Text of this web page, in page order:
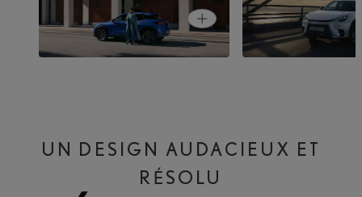
LBX Elegant Open cardLBX Relax
UN DESIGN AUDACIEUX ET
RÉSOLU